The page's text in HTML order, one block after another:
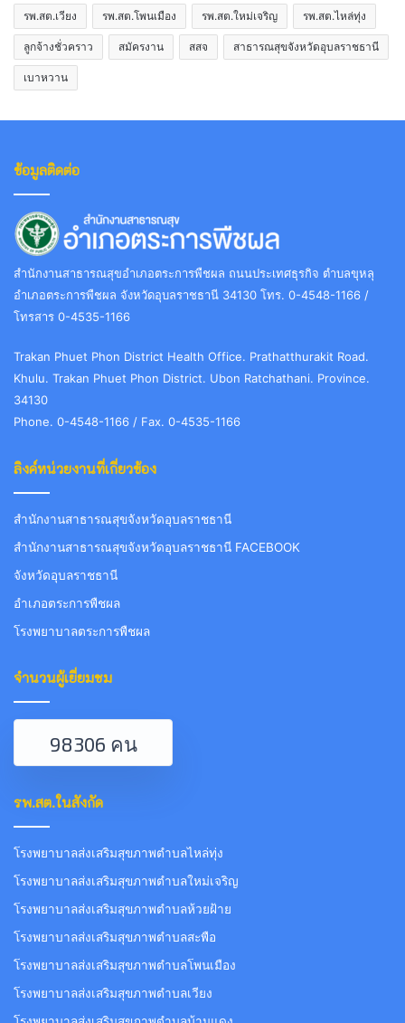
รพ.สต.เวียง รพ.สต.โพนเมือง รพ.สต.ใหม่เจริญ รพ.สต.ไหล่ทุ่ง
ลูกจ้างชั่วคราว สมัครงาน สสจ สาธารณสุขจังหวัดอุบลราชธานี
เบาหวาน
ข้อมูลติดต่อ
สำนักงานสาธารณสุขอำเภอตระการพืชผล ถนนประเทศธุรกิจ ตำบลขุหลุ
อำเภอตระการพืชผล จังหวัดอุบลราชธานี 34130 โทร. 0-4548-1166 /
โทรสาร 0-4535-1166
Trakan Phuet Phon District Health Office. Prathatthurakit Road.
Khulu. Trakan Phuet Phon District. Ubon Ratchathani. Province.
34130
Phone. 0-4548-1166 / Fax. 0-4535-1166
ลิงค์หน่วยงานที่เกี่ยวข้อง
สำนักงานสาธารณสุขจังหวัดอุบลราชธานี
สำนักงานสาธารณสุขจังหวัดอุบลราชธานี FACEBOOK
จังหวัดอุบลราชธานี
อำเภอตระการพืชผล
โรงพยาบาลตระการพืชผล
จำนวนผู้เยี่ยมชม
98306 คน
รพ.สต.ในสังกัด
โรงพยาบาลส่งเสริมสุขภาพตำบลไหล่ทุ่ง
โรงพยาบาลส่งเสริมสุขภาพตำบลใหม่เจริญ
โรงพยาบาลส่งเสริมสุขภาพตำบลห้วยฝ้าย
โรงพยาบาลส่งเสริมสุขภาพตำบลสะพือ
โรงพยาบาลส่งเสริมสุขภาพตำบลโพนเมือง
โรงพยาบาลส่งเสริมสุขภาพตำบลเวียง